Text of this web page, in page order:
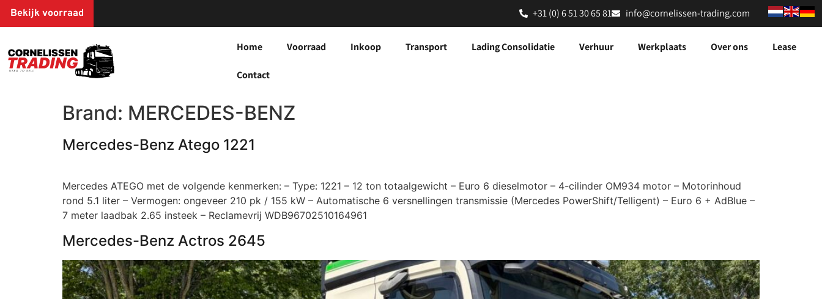
Bekijk voorraad +31 (0) 6 51 30 65 81 info@cornelissen-trading.com
Home Voorraad Inkoop Transport Lading Consolidatie Verhuur Werkplaats Over ons Lease
Contact
Brand: MERCEDES-BENZ
Mercedes-Benz Atego 1221
Mercedes ATEGO met de volgende kenmerken: – Type: 1221 – 12 ton totaalgewicht – Euro 6 dieselmotor – 4-cilinder OM934 motor – Motorinhoud
rond 5.1 liter – Vermogen: ongeveer 210 pk / 155 kW – Automatische 6 versnellingen transmissie (Mercedes PowerShift/Telligent) – Euro 6 + AdBlue –
7 meter laadbak 2.65 insteek – Reclamevrij WDB96702510164961
Mercedes-Benz Actros 2645